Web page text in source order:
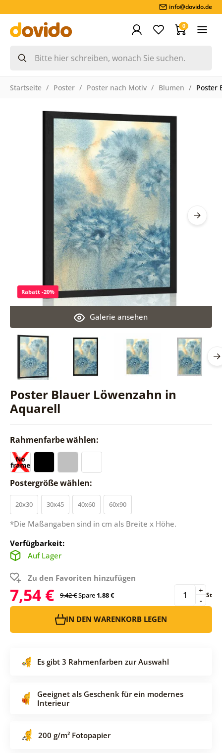
info@dovido.de
0
Startseite Poster Poster nach Motiv Blumen Poster
Poster Blauer Löwenzahn in
Aquarell
Galerie ansehen
Rabatt -20%
Rahmenfarbe wählen:
Postergröße wählen:
20x30 30x45 40x60 60x90
*Die Maßangaben sind in cm als Breite x Höhe.
Verfügbarkeit:
Auf Lager
Zu den Favoriten hinzufügen
7,54 € 9,42 €Spare1,88 € -
+ St
IN DEN WARENKORB LEGEN
Es gibt 3 Rahmenfarben zur Auswahl
Geeignet als Geschenk für ein modernes
Interieur
200 g/m² Fotopapier